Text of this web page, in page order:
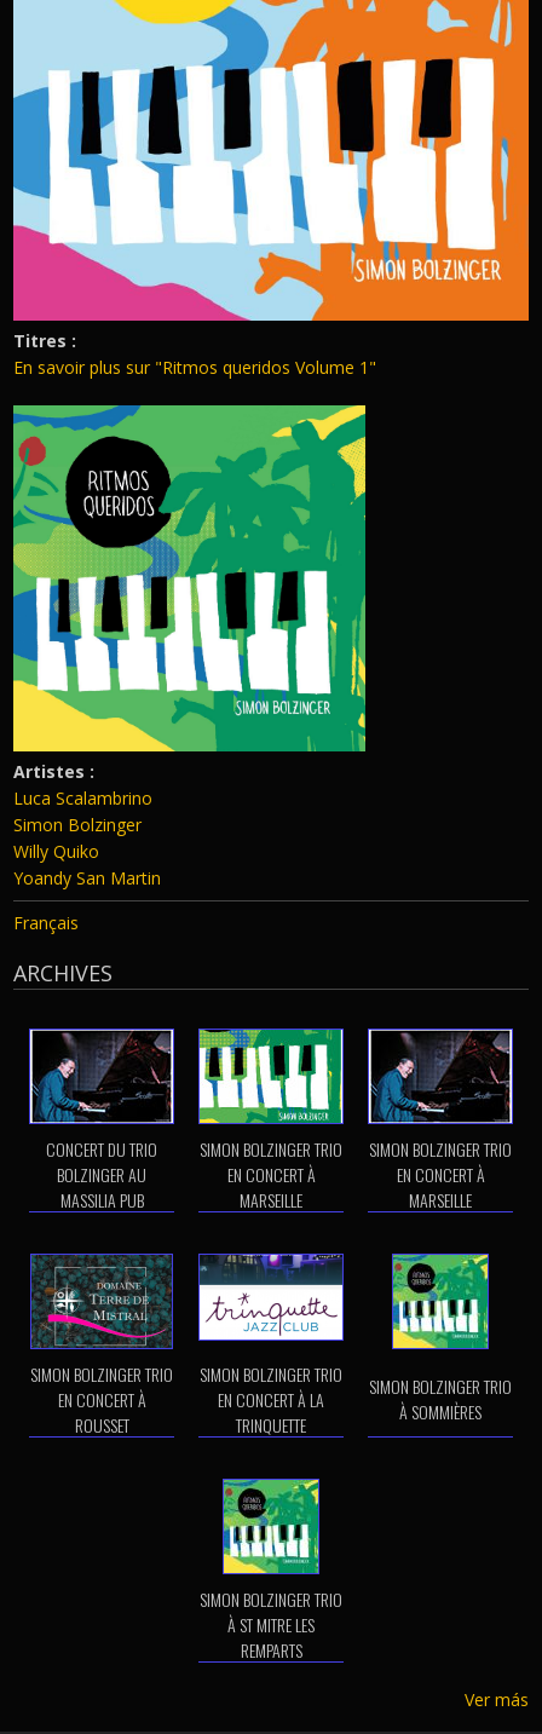
Titres :
En savoir plus sur "Ritmos queridos Volume 1"
POCHETTE-TRIO_RVB.JPG
Artistes :
Luca Scalambrino
Simon Bolzinger
Willy Quiko
Yoandy San Martin
Français
ARCHIVES
CONCERT DU TRIO
BOLZINGER AU
MASSILIA PUB
SIMON BOLZINGER TRIO
EN CONCERT À
MARSEILLE
SIMON BOLZINGER TRIO
EN CONCERT À
MARSEILLE
SIMON BOLZINGER TRIO
EN CONCERT À
ROUSSET
SIMON BOLZINGER TRIO
EN CONCERT À LA
TRINQUETTE
SIMON BOLZINGER TRIO
À SOMMIÈRES
SIMON BOLZINGER TRIO
À ST MITRE LES
REMPARTS
Ver más